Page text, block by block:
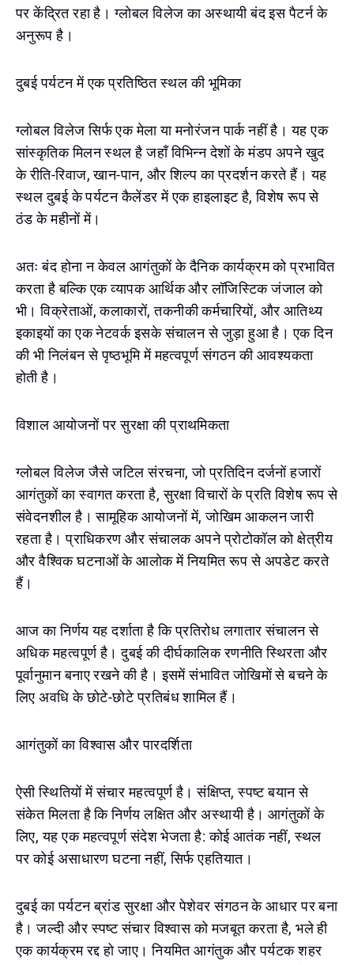
पर केंद्रित रहा है। ग्लोबल विलेज का अस्थायी बंद इस पैटर्न के
अनुरूप है।
दुबई पर्यटन में एक प्रतिष्ठित स्थल की भूमिका
ग्लोबल विलेज सिर्फ एक मेला या मनोरंजन पार्क नहीं है। यह एक
सांस्कृतिक मिलन स्थल है जहाँ विभिन्न देशों के मंडप अपने खुद
के रीति-रिवाज, खान-पान, और शिल्प का प्रदर्शन करते हैं। यह
स्थल दुबई के पर्यटन कैलेंडर में एक हाइलाइट है, विशेष रूप से
ठंड के महीनों में।
अतः बंद होना न केवल आगंतुकों के दैनिक कार्यक्रम को प्रभावित
करता है बल्कि एक व्यापक आर्थिक और लॉजिस्टिक जंजाल को
भी। विक्रेताओं, कलाकारों, तकनीकी कर्मचारियों, और आतिथ्य
इकाइयों का एक नेटवर्क इसके संचालन से जुड़ा हुआ है। एक दिन
की भी निलंबन से पृष्ठभूमि में महत्वपूर्ण संगठन की आवश्यकता
होती है।
विशाल आयोजनों पर सुरक्षा की प्राथमिकता
ग्लोबल विलेज जैसे जटिल संरचना, जो प्रतिदिन दर्जनों हजारों
आगंतुकों का स्वागत करता है, सुरक्षा विचारों के प्रति विशेष रूप से
संवेदनशील है। सामूहिक आयोजनों में, जोखिम आकलन जारी
रहता है। प्राधिकरण और संचालक अपने प्रोटोकॉल को क्षेत्रीय
और वैश्विक घटनाओं के आलोक में नियमित रूप से अपडेट करते
हैं।
आज का निर्णय यह दर्शाता है कि प्रतिरोध लगातार संचालन से
अधिक महत्वपूर्ण है। दुबई की दीर्घकालिक रणनीति स्थिरता और
पूर्वानुमान बनाए रखने की है। इसमें संभावित जोखिमों से बचने के
लिए अवधि के छोटे-छोटे प्रतिबंध शामिल हैं।
आगंतुकों का विश्वास और पारदर्शिता
ऐसी स्थितियों में संचार महत्वपूर्ण है। संक्षिप्त, स्पष्ट बयान से
संकेत मिलता है कि निर्णय लक्षित और अस्थायी है। आगंतुकों के
लिए, यह एक महत्वपूर्ण संदेश भेजता है: कोई आतंक नहीं, स्थल
पर कोई असाधारण घटना नहीं, सिर्फ एहतियात।
दुबई का पर्यटन ब्रांड सुरक्षा और पेशेवर संगठन के आधार पर बना
है। जल्दी और स्पष्ट संचार विश्वास को मजबूत करता है, भले ही
एक कार्यक्रम रद्द हो जाए। नियमित आगंतुक और पर्यटक शहर